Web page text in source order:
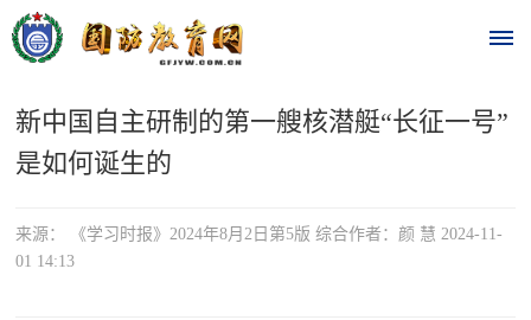
首
新中国自主研制的第一艘核潜艇“长征一号”
是如何诞生的
来源： 《学习时报》2024年8月2日第5版 综合作者：颜 慧 2024-11-
01 14:13